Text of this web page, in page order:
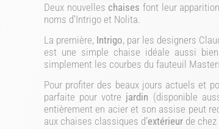
Deux nouvelles chaises font leur
noms d’Intrigo et Nolita.
La première, Intrigo, par les designers
est une simple chaise idéale aussi
simplement les courbes du fauteuil
Pour profiter des beaux jours actuels et
parfaite pour votre jardin (disponible
entièrement en acier et son assise peut
aux chaises classiques d’extérieur de